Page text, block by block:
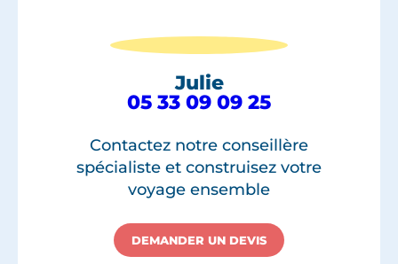
Julie
05 33 09 09 25
Contactez notre conseillère
spécialiste et construisez votre
voyage ensemble
DEMANDER UN DEVIS